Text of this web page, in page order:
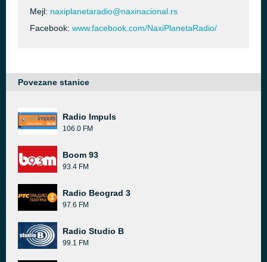
Mejl: naxiplanetaradio@naxinacional.rs
Facebook: www.facebook.com/NaxiPlanetaRadio/
Povezane stanice
Radio Impuls
106.0 FM
Boom 93
93.4 FM
Radio Beograd 3
97.6 FM
Radio Studio B
99.1 FM